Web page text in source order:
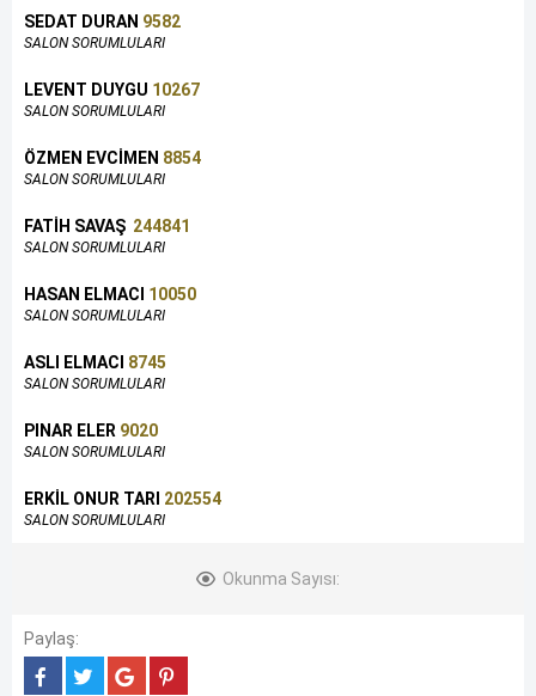
SEDAT DURAN 9582
SALON SORUMLULARI
LEVENT DUYGU 10267
SALON SORUMLULARI
ÖZMEN EVCİMEN 8854
SALON SORUMLULARI
FATİH SAVAŞ 244841
SALON SORUMLULARI
HASAN ELMACI 10050
SALON SORUMLULARI
ASLI ELMACI 8745
SALON SORUMLULARI
PINAR ELER 9020
SALON SORUMLULARI
ERKİL ONUR TARI 202554
SALON SORUMLULARI
Okunma Sayısı:
Paylaş: